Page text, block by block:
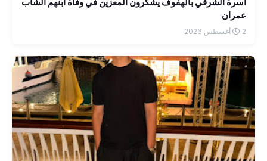
عمران
2 أغسطس 2026